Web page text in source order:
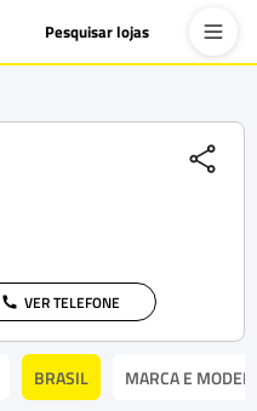
Pesquisar lojas
VER TELEFONE
BRASIL MARCA E